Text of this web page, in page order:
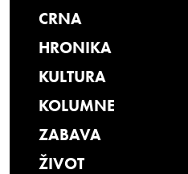
CRNA
HRONIKA
KULTURA
KOLUMNE
ZABAVA
ŽIVOT